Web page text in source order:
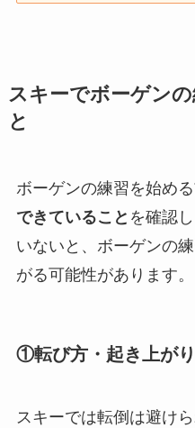
スキーでボーゲン
と
ボーゲンの練習を始める
できていること を確認
いないと、ボーゲンの
がる可能性があります。
①転び方・起き上が
スキーでは転倒は避け